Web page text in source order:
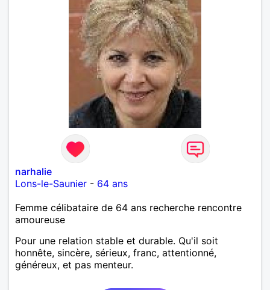
narhalie
Lons-le-Saunier - 64 ans
Femme célibataire de 64 ans recherche rencontre
amoureuse
Pour une relation stable et durable. Qu'il soit
honnête, sincère, sérieux, franc, attentionné,
généreux, et pas menteur.